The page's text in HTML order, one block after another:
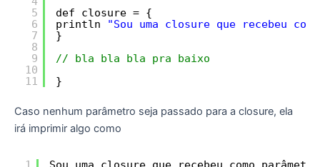
5
6
7
8
9
10
11
def closure = {
println
"Sou uma closure que recebeu
}
// bla bla bla pra baixo
}
Caso nenhum parâmetro seja passado para a closure, ela
irá imprimir algo como
1 Sou uma closure que recebeu como